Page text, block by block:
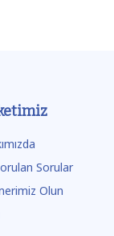
Sorular
Olun